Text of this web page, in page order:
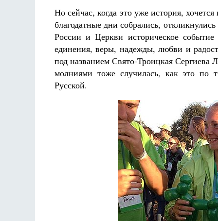
Но сейчас, когда это уже история,
благодатные дни собрались,
России и Церкви историческое
единения, веры, надежды, любви и
под названием Свято-Троицкая Сергиева
молниями тоже случилась, как это по
Русской.